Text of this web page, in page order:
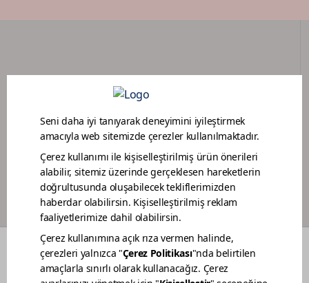
PORTAIL DES CONCESSIONNAIRES
PROGRAMME DE LOYAUTÉ POUR PEINTRES
COULEURS QUI SOMMES-NOUS MAINTENABILITÉ